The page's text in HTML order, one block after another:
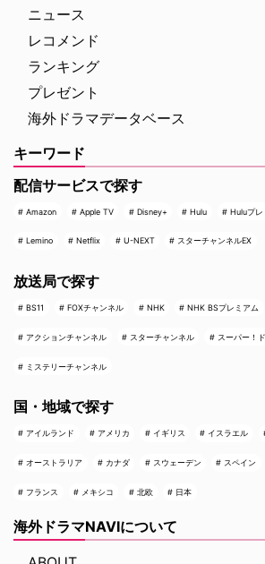
ニュース
レコメンド
ランキング
プレゼント
海外ドラマデータベース
キーワード
配信サービスで探す
Amazon Apple TV Disney+ Hulu Huluプレ
Lemino Netflix U-NEXT スターチャンネルEX
放送局で探す
BS11 FOXチャンネル NHK NHK BSプレミアム
アクションチャンネル スターチャンネル スーパー！
ミステリーチャンネル
国・地域で探す
アイルランド アメリカ イギリス イスラエル
オーストラリア カナダ スウェーデン スペイン
フランス メキシコ 北欧 日本
海外ドラマNAVIについて